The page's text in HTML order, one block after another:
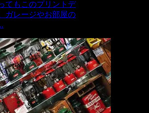
てもこのプリントデ
ガレージやお部屋の